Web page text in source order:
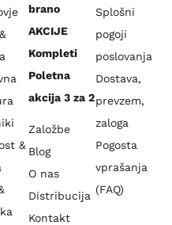
&
brano
AKCIJE
Kompleti
Poletna
akcija 3 za 2
Založbe
Blog
O nas
Distribucija
Kontakt
Splošni
pogoji
poslovanja
Dostava,
prevzem,
zaloga
Pogosta
vprašanja
(FAQ)